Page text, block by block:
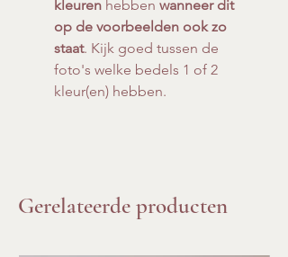
kleuren hebben wanneer dit
op de voorbeelden ook zo
staat. Kijk goed tussen de
foto's welke bedels 1 of 2
kleur(en) hebben.
Gerelateerde producten